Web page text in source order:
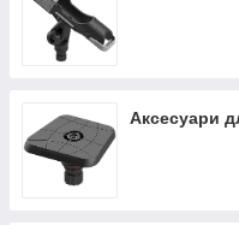
Аксесуари